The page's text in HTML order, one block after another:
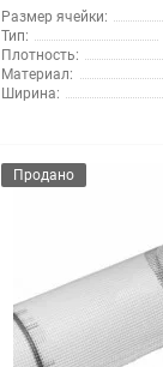
Размер ячейки:
Тип:
Плотность:
Материал:
Ширина:
Продано